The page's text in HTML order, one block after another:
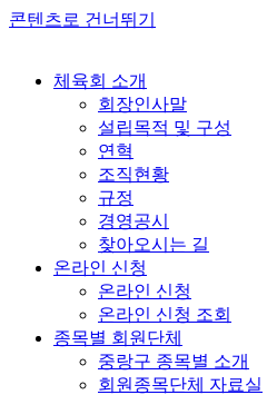
콘텐츠로 건너뛰기
체육회 소개
회장인사말
설립목적 및 구성
연혁
조직현황
규정
경영공시
찾아오시는 길
온라인 신청
온라인 신청
온라인 신청 조회
종목별 회원단체
중랑구 종목별 소개
회원종목단체 자료실